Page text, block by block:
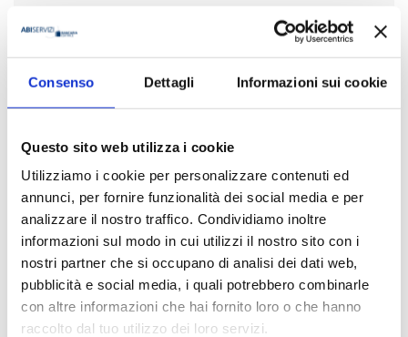
Consenso Dettagli Informazioni sui cookie
Questo sito web utilizza i cookie
Utilizziamo i cookie per personalizzare contenuti ed
annunci, per fornire funzionalità dei social media e per
analizzare il nostro traffico. Condividiamo inoltre
informazioni sul modo in cui utilizzi il nostro sito con i
nostri partner che si occupano di analisi dei dati web,
pubblicità e social media, i quali potrebbero combinarle
con altre informazioni che hai fornito loro o che hanno
raccolto dal tuo utilizzo dei loro servizi.
2021
Disponibilità
Prezzo
€ 15,00
IVA assolta dall'editore
Acquista
Condividi